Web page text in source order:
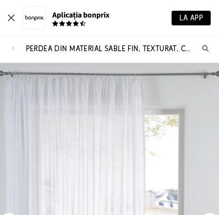
Aplicația bonprix LA APP
PERDEA DIN MATERIAL SABLE FIN, TEXTURAT, CU POLIESTER RECICLAT